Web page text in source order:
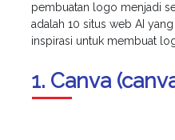
pembuatan logo menjadi
adalah 10 situs web AI
inspirasi untuk membuat
1. Canva